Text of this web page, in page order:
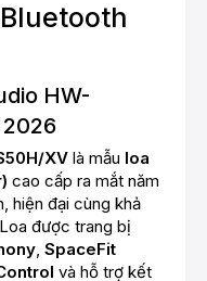
HW-
XV là mẫu loa
cao cấp ra mắt năm
hiện đại cùng khả
được trang bị
, SpaceFit
và hỗ trợ kết